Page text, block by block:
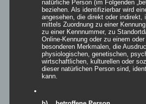
LED Akku Ball
Bewertet
5.00von
natürliche Person (im Folgenden
beziehen. Als identifizierbar wird
angesehen, die direkt oder indirekt,
mittels Zuordnung zu einer
zu einer Kennnummer, zu
Online-Kennung oder zu einem oder
besonderen Merkmalen, die
physiologischen, genetischen,
wirtschaftlichen, kulturellen oder
dieser natürlichen Person sind,
kann.